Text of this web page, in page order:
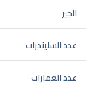
الجير
عدد السليندرات
عدد الغمارات